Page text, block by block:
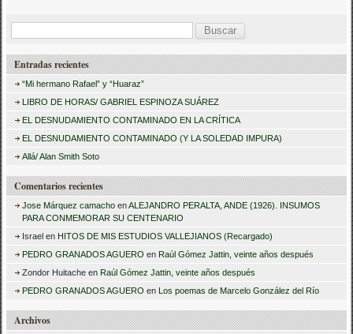
s
r
Entradas recientes
“Mi hermano Rafael” y “Huaraz”
LIBRO DE HORAS/ GABRIEL ESPINOZA SUÁREZ
EL DESNUDAMIENTO CONTAMINADO EN LA CRÍTICA
EL DESNUDAMIENTO CONTAMINADO (Y LA SOLEDAD IMPURA)
Allá/ Alan Smith Soto
Comentarios recientes
Jose Márquez camacho enALEJANDRO PERALTA, ANDE (1926). INSUMOS
PARA CONMEMORAR SU CENTENARIO
Israel en HITOS DE MIS ESTUDIOS VALLEJIANOS (Recargado)
PEDRO GRANADOS AGUERO en Raúl Gómez Jattin, veinte años después
Zondor Huitache en Raúl Gómez Jattin, veinte años después
PEDRO GRANADOS AGUERO en Los poemas de Marcelo González del Río
Archivos